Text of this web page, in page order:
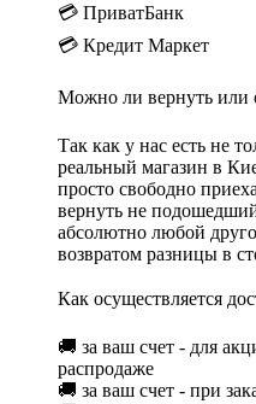
💳 ПриватБанк
💳 Кредит Маркет
Можно ли вернуть или
Так как у нас есть не
реальный магазин в
просто свободно
вернуть не
абсолютно любой
возвратом разницы в
Как осуществляется
🚚 за ваш счет - для
распродаже
🚚 за ваш счет - при